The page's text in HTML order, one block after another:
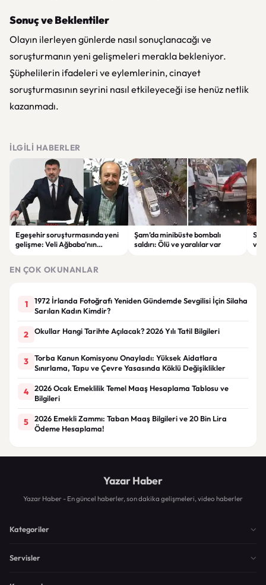
Sonuç ve Beklentiler
Olayın ilerleyen günlerde nasıl sonuçlanacağı ve
soruşturmanın yeni gelişmeleri merakla bekleniyor.
Şüphelilerin ifadeleri ve eylemlerinin, cinayet
soruşturmasının seyrini nasıl etkileyeceği ise henüz netlik
kazanmadı.
İLGILI HABERLER
Egeşehir soruşturmasında yeni
gelişme: Veli Ağbaba’nın
Şam’da minibüste bombalı
saldırı: Ölü ve yaralılar var
EN ÇOK OKUNANLAR
1
1972 İrlanda Fotoğrafı Yeniden Gündemde Sevgilisi İçin Silaha
Sarılan Kadın Kimdir?
2 Okullar Hangi Tarihte Açılacak? 2026 Yılı Tatil Bilgileri
3
Torba Kanun Komisyonu Onayladı: Yüksek Aidatlara
Sınırlama, Tapu ve Çevre Yasasında Köklü Değişiklikler
4
2026 Ocak Emeklilik Temel Maaş Hesaplama Tablosu ve
Bilgileri
5
2026 Emekli Zammı: Taban Maaş Bilgileri ve 20 Bin Lira
Ödeme Hesaplama!
Yazar Haber
Yazar Haber - En güncel haberler, son dakika gelişmeleri, video haberler
Kategoriler
Servisler